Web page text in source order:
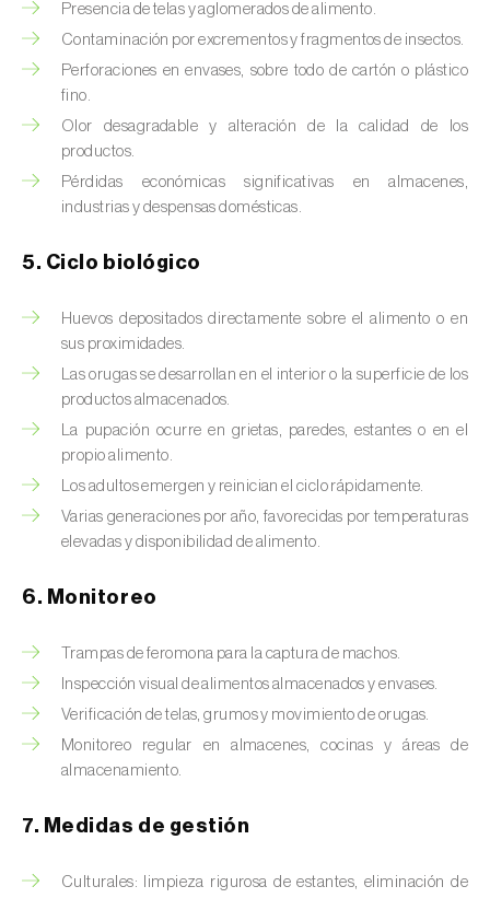
Cecidomía destructora (
destructor)
Ceutorrinco de la col (
quadridens)
Ceutorrinco de los nabos (Ceutorhynchus
napi)
pentagona)
Chinche de las piñas (Leptoglossus
occidentalis)
Chinche de los eucalyptus (
peregrinus)
Chinche del sur (
Chinche del tomate (Nesidiocoris tenuis)
Metopoplax ditomoides
Chinche harinosa de la vid ( Planococcus
Chinche marrón marmolada (Halyomorpha
halys)
Chinche verde (Nezara viridula
Cicadas (Jacobiasca lybica, Scaphoideus
Presencia de telas y aglomerados de alimento.
Contaminación por excrementos y fragmentos de insectos.
Perforaciones en envases, sobre todo de cartón o plástico
fino.
Olor desagradable y alteración de la calidad de los
productos.
Pérdidas económicas significativas en almacenes,
industrias y despensas domésticas.
5. Ciclo biológico
Huevos depositados directamente sobre el alimento o en
sus proximidades.
Las orugas se desarrollan en el interior o la superficie de los
productos almacenados.
La pupación ocurre en grietas, paredes, estantes o en el
propio alimento.
Los adultos emergen y reinician el ciclo rápidamente.
Varias generaciones por año, favorecidas por temperaturas
elevadas y disponibilidad de alimento.
6. Monitoreo
Trampas de feromona para la captura de machos.
Inspección visual de alimentos almacenados y envases.
Verificación de telas, grumos y movimiento de orugas.
Monitoreo regular en almacenes, cocinas y áreas de
almacenamiento.
7. Medidas de gestión
Culturales: limpieza rigurosa de estantes, eliminación de